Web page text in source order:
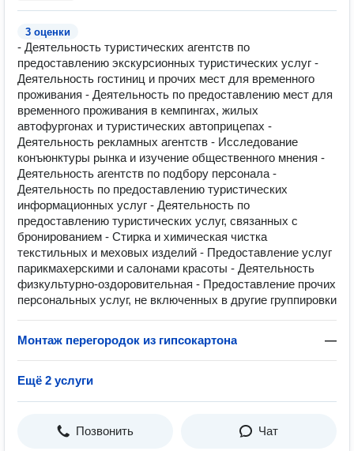
3 оценки
- Деятельность туристических агентств по
предоставлению экскурсионных туристических услуг -
Деятельность гостиниц и прочих мест для временного
проживания - Деятельность по предоставлению мест для
временного проживания в кемпингах, жилых
автофургонах и туристических автоприцепах -
Деятельность рекламных агентств - Исследование
конъюнктуры рынка и изучение общественного мнения -
Деятельность агентств по подбору персонала -
Деятельность по предоставлению туристических
информационных услуг - Деятельность по
предоставлению туристических услуг, связанных с
бронированием - Стирка и химическая чистка
текстильных и меховых изделий - Предоставление услуг
парикмахерскими и салонами красоты - Деятельность
физкультурно-оздоровительная - Предоставление прочих
персональных услуг, не включенных в другие группировки
Монтаж перегородок из гипсокартона —
Ещё 2 услуги
Позвонить Чат